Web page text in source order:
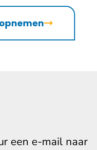
een e-mail naar